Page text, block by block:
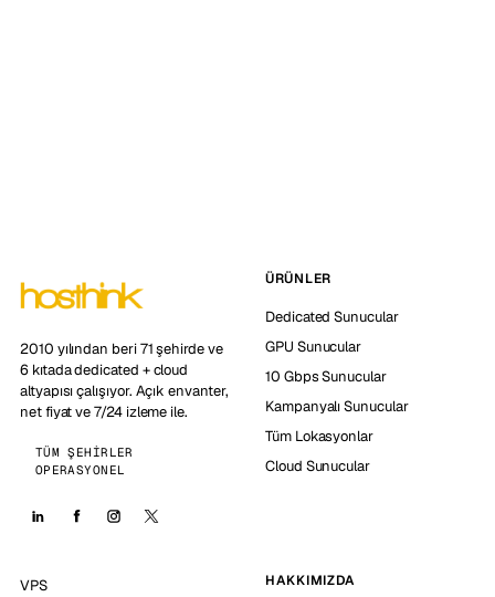
2010 yılından beri 71 şehirde ve
6 kıtada dedicated + cloud
altyapısı çalışıyor. Açık envanter,
net fiyat ve 7/24 izleme ile.
TÜM ŞEHIRLER
OPERASYONEL
ÜRÜNLER
Dedicated Sunucular
GPU Sunucular
10 Gbps Sunucular
Kampanyalı Sunucular
Tüm Lokasyonlar
Cloud Sunucular
VPS
HAKKIMIZDA